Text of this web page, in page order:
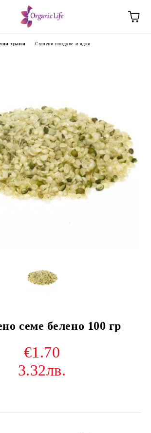
храни Сушени плодове и ядки
семе белено 100 гр
€1.70
3.32лв.